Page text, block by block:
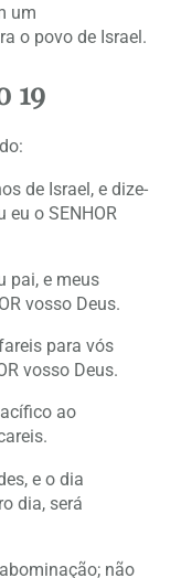
um
o povo de Israel.
19
de Israel, e dize-
eu o SENHOR
pai, e meus
vosso Deus.
para vós
vosso Deus.
ao
e o dia
dia, será
não